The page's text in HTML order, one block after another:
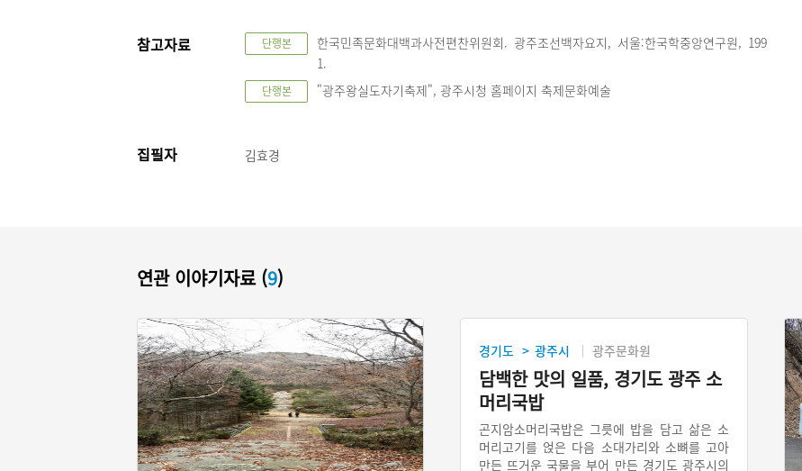
참고자료 단행본
한국민족문화대백과사전편찬위원회. 광주조선백자요지, 서울:한국학중앙연구원, 199
1.
단행본 "광주왕실도자기축제", 광주시청 홈페이지 축제문화예술
집필자 김효경
연관 이야기자료 (9)
경기도 > 광주시 광주문화원
담백한 맛의 일품, 경기도 광주 소
머리국밥
곤지암소머리국밥은 그릇에 밥을 담고 삶은 소
머리고기를 얹은 다음 소대가리와 소뼈를 고아
만든 뜨거운 국물을 부어 만든 경기도 광주시의